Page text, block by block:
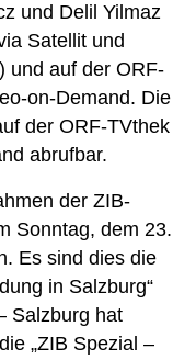
und Delil Yilmaz
Satellit und
und auf der ORF-
on-Demand. Die
der ORF-TVthek
abrufbar.
der ZIB-
Sonntag, dem 23.
Es sind dies die
in Salzburg“
Salzburg hat
„ZIB Spezial –